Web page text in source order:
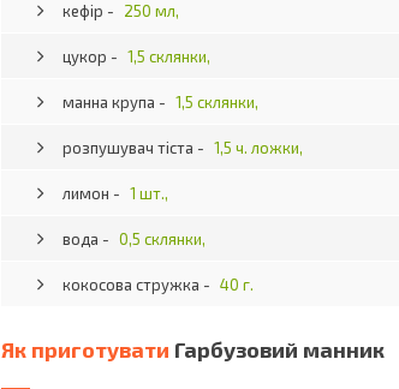
кефір - 250 мл,
цукор - 1,5 склянки,
манна крупа - 1,5 склянки,
розпушувач тіста - 1,5 ч. ложки,
лимон - 1 шт.,
вода - 0,5 склянки,
кокосова стружка - 40 г.
Як приготувати Гарбузовий манник